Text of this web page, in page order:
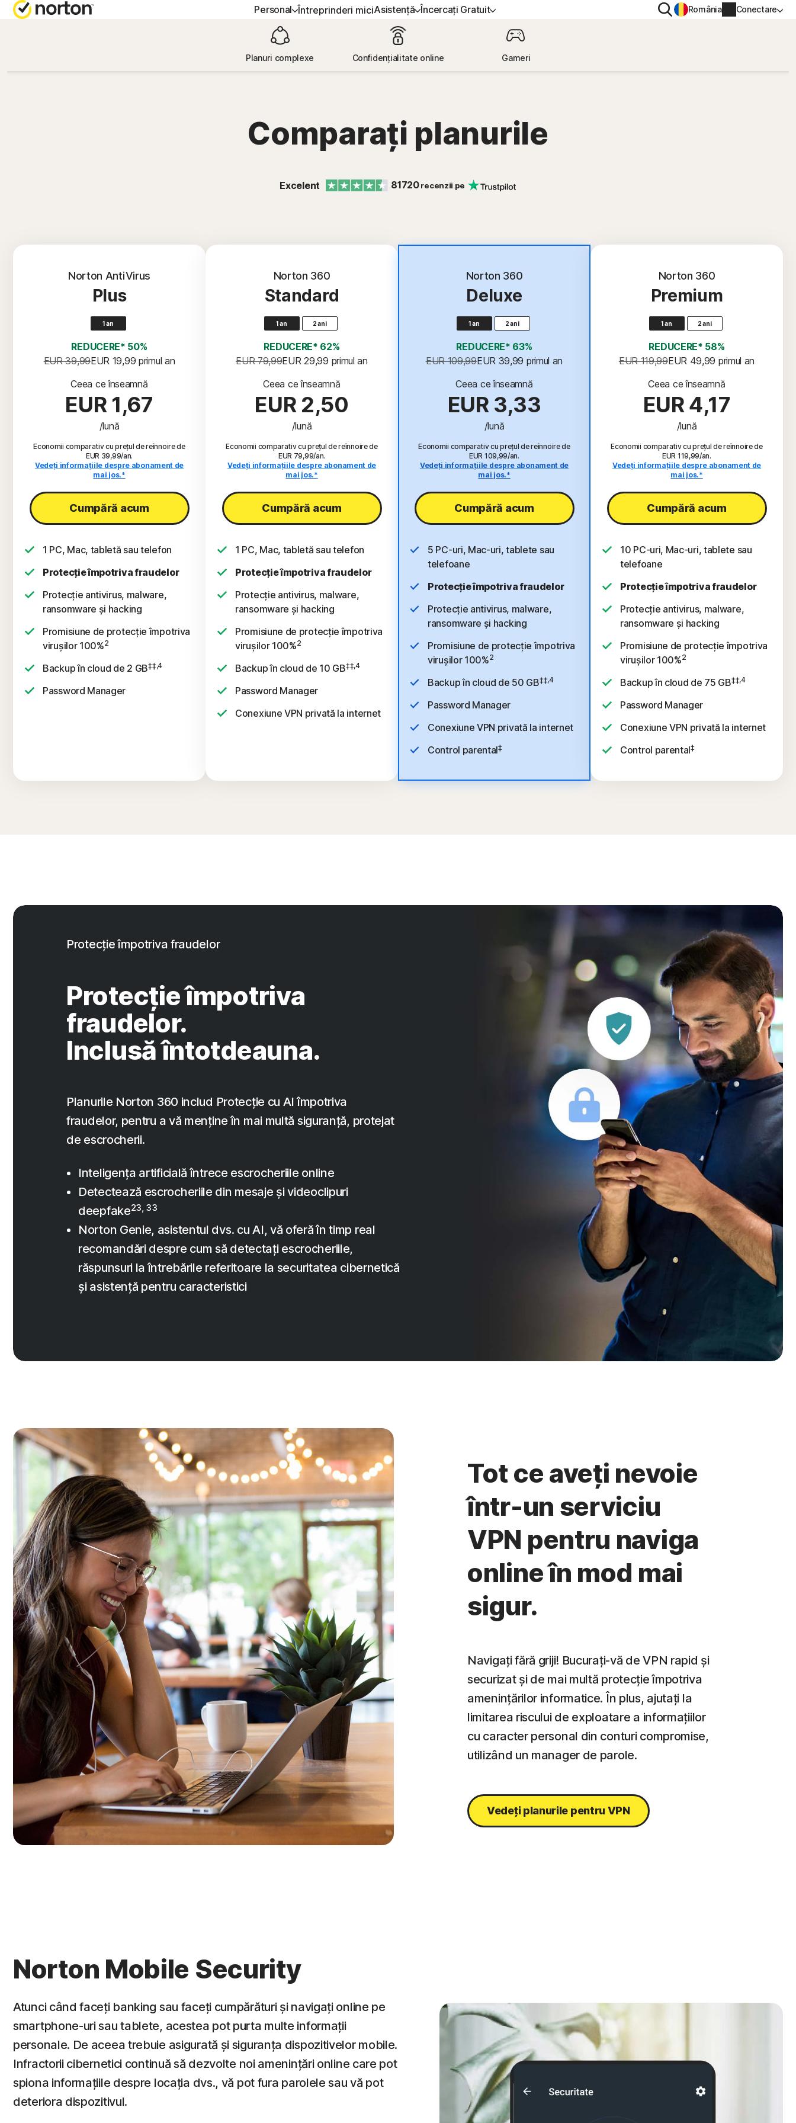
Personal
ABONAMENTE-ALL-IN-ONE
Norton 360 Standard
SECURITATE DISPOZITIV
Android™
Norton Mobile Security pentru
Întreprinderi miciAsistență
OBȚINEȚI ASISTENȚĂ ÎNVĂȚAȚI
Încercați Gratuit
ÎNCERCAȚI GRATUIT
CăutareRomânia Conectare
Planuri complexe Confidențialitate online Gameri
Comparați planurile
Excelent 81720recenzii pe
Norton AntiVirus
Plus
1 an
REDUCERE* 50%
EUR 39,99EUR 19,99 primul an
Ceea ce înseamnă
EUR 1,67
/lună
Economii comparativ cu prețul de reînnoire de
EUR 39,99/an.
Vedeți informațiile despre abonament de
mai jos.*
Cumpără acum
1 PC, Mac, tabletă sau telefon
Protecție împotriva fraudelor
Protecție antivirus, malware,
ransomware și hacking
Promisiune de protecție împotriva
virușilor 100%2
Backup în cloud de 2 GB‡‡,4
Password Manager
Norton 360
Standard
1 an 2 ani
REDUCERE* 62%
EUR 79,99EUR 29,99 primul an
Ceea ce înseamnă
EUR 2,50
/lună
Economii comparativ cu prețul de reînnoire de
EUR 79,99/an.
Vedeți informațiile despre abonament de
mai jos.*
Cumpără acum
1 PC, Mac, tabletă sau telefon
Protecție împotriva fraudelor
Protecție antivirus, malware,
ransomware și hacking
Promisiune de protecție împotriva
virușilor 100%2
Backup în cloud de 10 GB‡‡,4
Password Manager
Conexiune VPN privată la internet
Cel mai bun preț
Norton 360
Deluxe
1 an 2 ani
REDUCERE* 63%
EUR 109,99EUR 39,99 primul an
Ceea ce înseamnă
EUR 3,33
/lună
Economii comparativ cu prețul de reînnoire de
EUR 109,99/an.
Vedeți informațiile despre abonament de
mai jos.*
Cumpără acum
5 PC-uri, Mac-uri, tablete sau
telefoane
Protecție împotriva fraudelor
Protecție antivirus, malware,
ransomware și hacking
Promisiune de protecție împotriva
virușilor 100%2
Backup în cloud de 50 GB‡‡,4
Password Manager
Conexiune VPN privată la internet
Control parental‡
Norton 360
Premium
1 an 2 ani
REDUCERE* 58%
EUR 119,99EUR 49,99 primul an
Ceea ce înseamnă
EUR 4,17
/lună
Economii comparativ cu prețul de reînnoire de
EUR 119,99/an.
Vedeți informațiile despre abonament de
mai jos.*
Cumpără acum
10 PC-uri, Mac-uri, tablete sau
telefoane
Protecție împotriva fraudelor
Protecție antivirus, malware,
ransomware și hacking
Promisiune de protecție împotriva
virușilor 100%2
Backup în cloud de 75 GB‡‡,4
Password Manager
Conexiune VPN privată la internet
Control parental‡
Protecție împotriva fraudelor
Protecție împotriva
fraudelor.
Inclusă întotdeauna.
Planurile Norton 360 includ Protecție cu AI împotriva
fraudelor, pentru a vă menține în mai multă siguranță, protejat
de escrocherii.
Inteligența artificială întrece escrocheriile online
Detectează escrocheriile din mesaje și videoclipuri
deepfake23, 33
Norton Genie, asistentul dvs. cu AI, vă oferă în timp real
recomandări despre cum să detectați escrocheriile,
răspunsuri la întrebările referitoare la securitatea cibernetică
și asistență pentru caracteristici
Tot ce aveți nevoie
într-un serviciu
VPN pentru naviga
online în mod mai
sigur.
Navigați fără griji! Bucurați-vă de VPN rapid și
securizat și de mai multă protecție împotriva
amenințărilor informatice. În plus, ajutați la
limitarea riscului de exploatare a informațiilor
cu caracter personal din conturi compromise,
utilizând un manager de parole.
Vedeți planurile pentru VPN
Norton Mobile Security
Atunci când faceți banking sau faceți cumpărături și navigați online pe
smartphone-uri sau tablete, acestea pot purta multe informații
personale. De aceea trebuie asigurată și siguranța dispozitivelor mobile.
Infractorii cibernetici continuă să dezvolte noi amenințări online care pot
spiona informațiile despre locația dvs., vă pot fura parolele sau vă pot
deteriora dispozitivul.